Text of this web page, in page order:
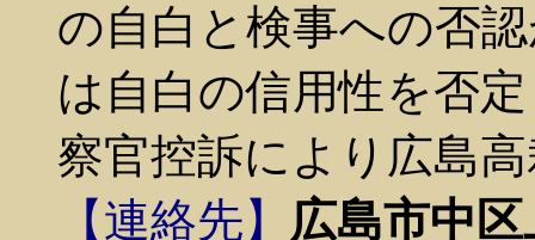
の自白と検事への否
は自白の信用性を否
察官控訴により広島
【連絡先】 広島市中